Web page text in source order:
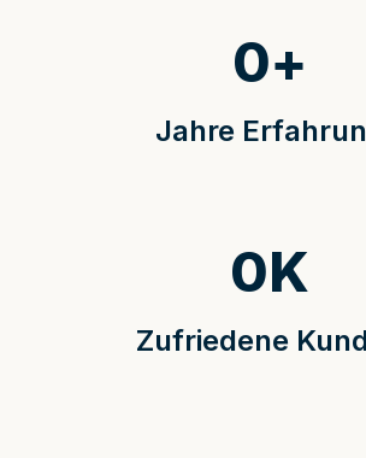
Jahre
0+
Zufriedene
0K